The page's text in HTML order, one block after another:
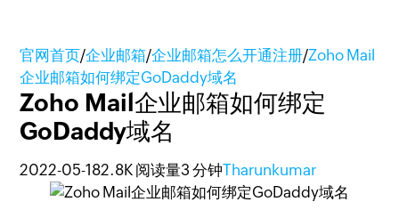
官网首页/企业邮箱/企业邮箱怎么开通注册/Zoho Mail
企业邮箱如何绑定GoDaddy域名
Zoho Mail企业邮箱如何绑定
GoDaddy域名
2022-05-182.8K 阅读量3 分钟Tharunkumar